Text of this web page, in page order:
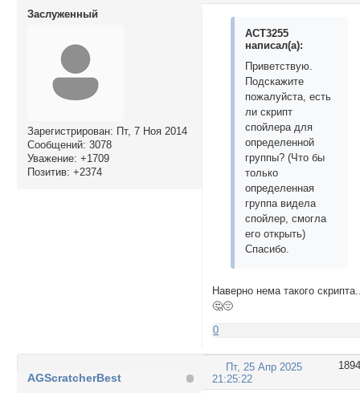
Заслуженный
Зарегистрирован: Пт, 7 Ноя 2014
Сообщений: 3078
Уважение: +1709
Позитив: +2374
ACT3255
написал(а):
Приветствую.
Подскажите
пожалуйста, есть
ли скрипт
спойлера для
определенной
группы? (Что бы
только
определенная
группа видела
спойлер, смогла
его открыть)
Спасибо.
Наверно нема такого
🤔😔
0
1894
Пт, 25 Апр 2025
21:25:22
AGScratcherBest